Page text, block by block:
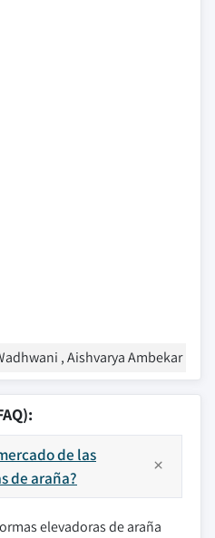
, Aishvarya Ambekar
de las
de araña?
elevadoras de araña